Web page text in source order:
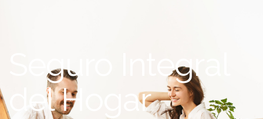
Seguro Integral
del Hogar